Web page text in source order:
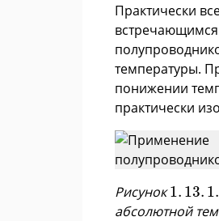
Практически
встречающимся
температуры.
понижении
практически
Рисунок1. 13. 1.
1 13 1
абсолютной